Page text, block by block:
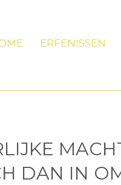
ERFENISSEN
DAN IN